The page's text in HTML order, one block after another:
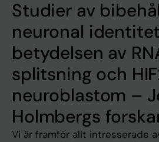
Studier av
neuronal
betydelsen av
splitsning och
neuroblastom –
Holmbergs
Vi är framför allt intresserade